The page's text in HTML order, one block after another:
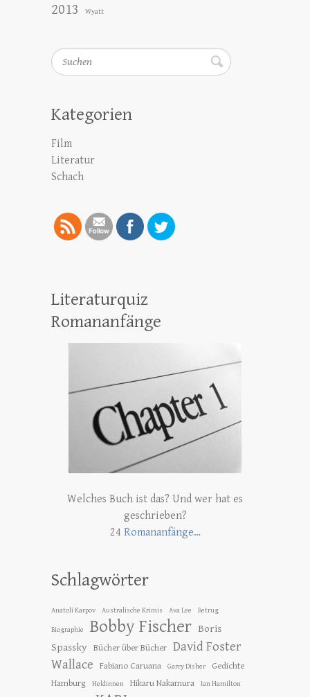
2013
Wyatt
Suchen
Kategorien
Film
Literatur
Schach
Literaturquiz
Romananfänge
Welches Buch ist das? Und wer hat es
geschrieben?
24 Romananfänge…
Schlagwörter
Anatoli Karpov Australische Krimis Ava Lee Betrug
Biographie Bobby Fischer Boris
Spassky Bücher über Bücher David Foster
Wallace
Fabiano Caruana Garry Disher
Gedichte
Hamburg
Heldinnen Hikaru Nakamura Ian Hamilton